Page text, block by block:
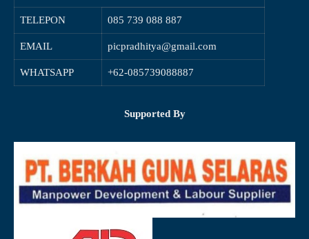
TELEPON 085 739 088 887
EMAIL picpradhitya@gmail.com
WHATSAPP +62-085739088887
Supported By